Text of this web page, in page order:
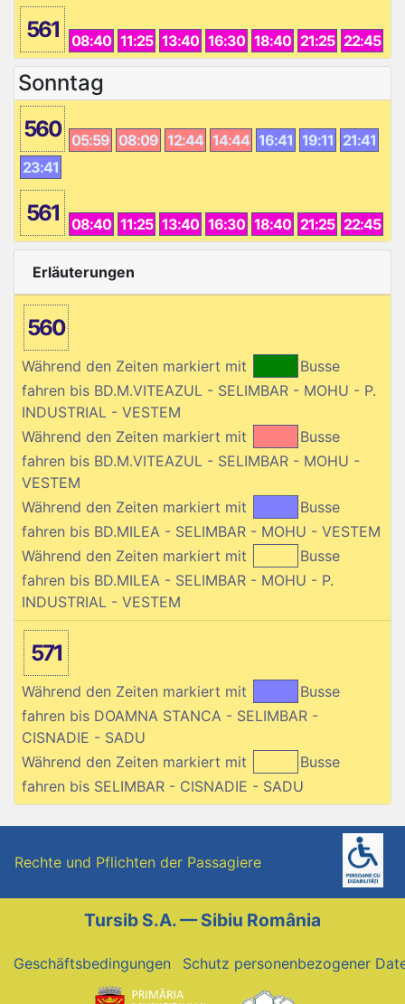
561 08:40 11:25 13:40 16:30 18:40 21:25 22:45
Sonntag
560 05:59 08:09 12:44 14:44 16:41 19:11 21:41
23:41
561 08:40 11:25 13:40 16:30 18:40 21:25 22:45
Erläuterungen
560
Während den Zeiten markiert mit
Busse
fahren bis BD.M.VITEAZUL - SELIMBAR - MOHU - P.
INDUSTRIAL - VESTEM
Während den Zeiten markiert mit
Busse
fahren bis BD.M.VITEAZUL - SELIMBAR - MOHU -
VESTEM
Während den Zeiten markiert mit
Busse
fahren bis BD.MILEA - SELIMBAR - MOHU - VESTEM
Während den Zeiten markiert mit
Busse
fahren bis BD.MILEA - SELIMBAR - MOHU - P.
INDUSTRIAL - VESTEM
571
Während den Zeiten markiert mit
Busse
fahren bis DOAMNA STANCA - SELIMBAR -
CISNADIE - SADU
Während den Zeiten markiert mit
Busse
fahren bis SELIMBAR - CISNADIE - SADU
Rechte und Pflichten der Passagiere
Tursib S.A. — Sibiu România
Geschäftsbedingungen Schutz personenbezogener